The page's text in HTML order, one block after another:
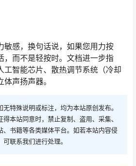
感，换句话说，如果您用力按
，而不是轻按时。文档进一步指
工智能芯片、散热调节系统（冷却
声扬声器。
特殊说明或标注，均为本站原创发布。
本站同意时，禁止复制、盗用、采集、
、书籍等各类媒体平台。如若本站内容侵
联系我们进行处理。